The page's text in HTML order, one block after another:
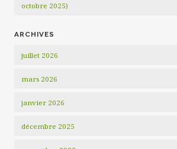
octobre 2025)
ARCHIVES
juillet 2026
mars 2026
janvier 2026
décembre 2025